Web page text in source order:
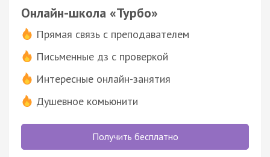
Онлайн-школа «Турбо»
Прямая связь с преподавателем
Письменные дз с проверкой
Интересные онлайн-занятия
Душевное комьюнити
Получить бесплатно